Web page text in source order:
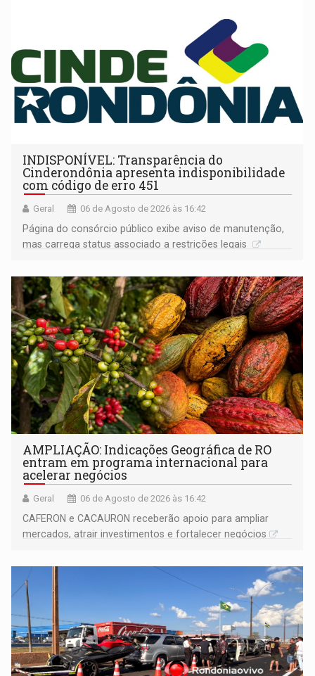
INDISPONÍVEL: Transparência do
Cinderondônia apresenta indisponibilidade
com código de erro 451
Geral 06 de Agosto de 2026 às 16:42
Página do consórcio público exibe aviso de manutenção,
mas carrega status associado a restrições legais
AMPLIAÇÃO: Indicações Geográfica de RO
entram em programa internacional para
acelerar negócios
Geral 06 de Agosto de 2026 às 16:42
CAFERON e CACAURON receberão apoio para ampliar
mercados, atrair investimentos e fortalecer negócios